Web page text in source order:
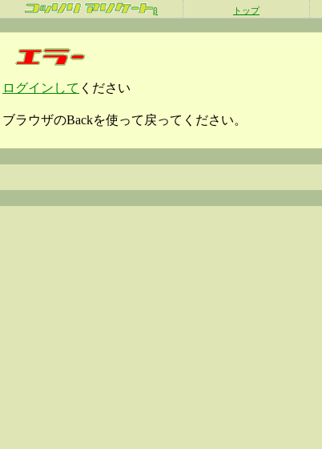
β トップ
ログインして ください
ブラウザのBackを使って戻ってください。